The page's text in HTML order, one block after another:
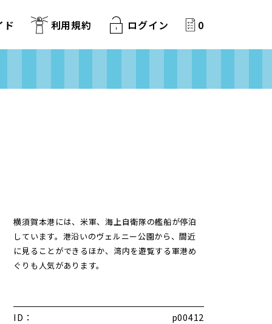
ド 利用規約 ログイン 0
横須賀本港には、米軍、海上自衛隊の艦船が停泊
しています。港沿いのヴェルニー公園から、間近
に見ることができるほか、湾内を遊覧する軍港め
ぐりも人気があります。
ID：
p00412